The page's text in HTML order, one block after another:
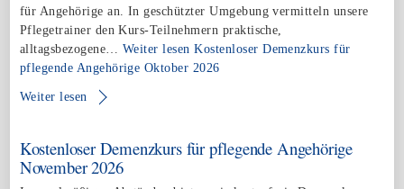
für Angehörige an. In geschützter Umgebung vermitteln unsere
Pflegetrainer den Kurs-Teilnehmern praktische,
alltagsbezogene…Weiter lesen Kostenloser Demenzkurs für
pflegende Angehörige Oktober 2026
Weiter lesen
Kostenloser Demenzkurs für pflegende Angehörige
November 2026